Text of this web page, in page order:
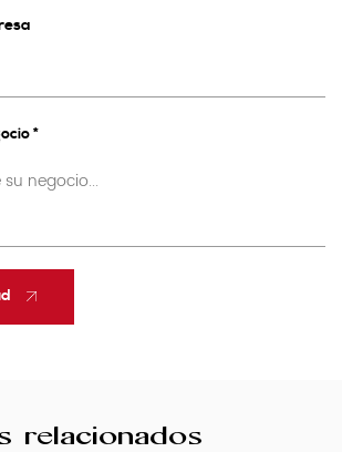
*
relacionados